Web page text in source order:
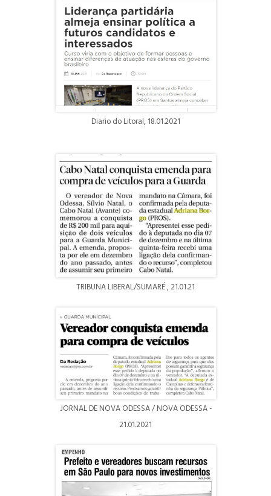
Diario do Litoral, 18.01.2021
TRIBUNA LIBERAL/SUMARÉ , 21.01.21
JORNAL DE NOVA ODESSA / NOVA ODESSA -
21.01.2021